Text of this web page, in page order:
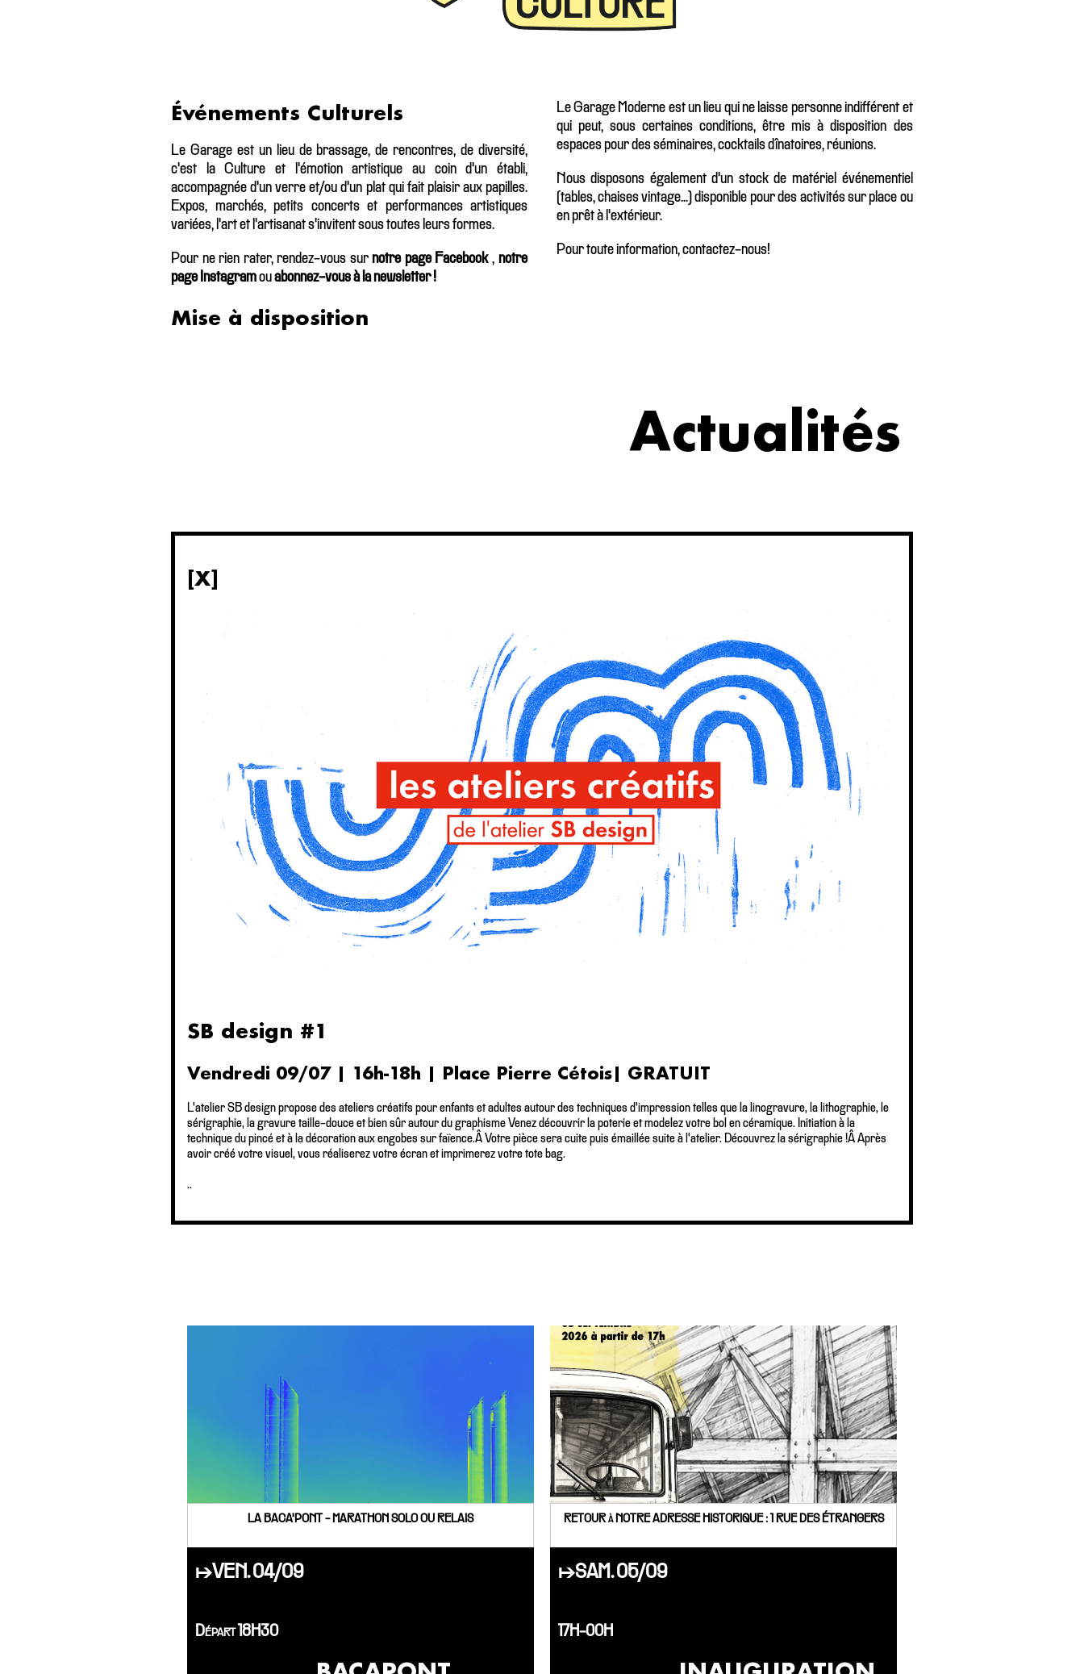
Événements Culturels
Le Garage est un lieu de brassage, de rencontres, de diversité,
c'est la Culture et l'émotion artistique au coin d'un établi,
accompagnée d'un verre et/ou d'un plat qui fait plaisir aux papilles.
Expos, marchés, petits concerts et performances artistiques
variées, l'art et l'artisanat s'invitent sous toutes leurs formes.
Pour ne rien rater, rendez-vous sur notre page Facebook , notre
page Instagramouabonnez-vous à la newsletter !
Mise à disposition
Le Garage Moderne est un lieu qui ne laisse personne indifférent et
qui peut, sous certaines conditions, être mis à disposition des
espaces pour des séminaires, cocktails dînatoires, réunions.
Nous disposons également d'un stock de matériel événementiel
(tables, chaises vintage...) disponible pour des activités sur place ou
en prêt à l'extérieur.
Pour toute information, contactez-nous!
Actualités
[X]
SB design #1
Vendredi 09/07 | 16h-18h | Place Pierre Cétois| GRATUIT
L'atelier SB design propose des ateliers créatifs pour enfants et adultes autour des techniques d'impression telles que la linogravure, la lithographie, le
sérigraphie, la gravure taille-douce et bien sûr autour du graphisme Venez découvrir la poterie et modelez votre bol en céramique. Initiation à la
technique du pincé et à la décoration aux engobes sur faïence.Â Votre pièce sera cuite puis émaillée suite à l'atelier. Découvrez la sérigraphie !Â Après
avoir créé votre visuel, vous réaliserez votre écran et imprimerez votre tote bag.
..
LA BACA'PONT - MARATHON SOLO OU RELAIS
↦VEN. 04/09
Départ 18H30
RETOUR à NOTRE ADRESSE HISTORIQUE : 1 RUE DES ÉTRANGERS
↦SAM. 05/09
17H-00H